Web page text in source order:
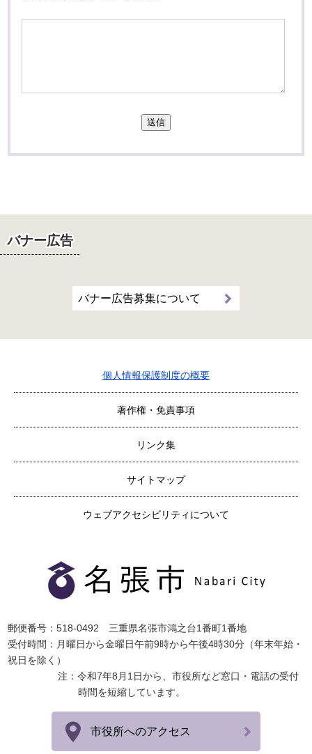
送信
バナー広告
バナー広告募集について
個人情報保護制度の概要
著作権・免責事項
リンク集
サイトマップ
ウェブアクセシビリティについて
郵便番号：518-0492 三重県名張市鴻之台1番町1番地
受付時間：月曜日から金曜日午前9時から午後4時30分（年末年始・
祝日を除く）
注：令和7年8月1日から、市役所など窓口・電話の受付
時間を短縮しています。
市役所へのアクセス